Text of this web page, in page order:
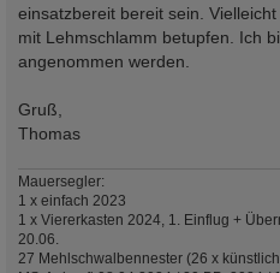
einsatzbereit bereit sein.
mit Lehmschlamm betupfen. Ich
angenommen werden.
Gruß,
Thomas
Mauersegler:
1 x einfach 2023
1 x Viererkasten 2024, 1. Einflug +
20.06.
27 Mehlschwalbennester (26 x